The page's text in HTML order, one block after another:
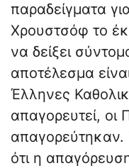
παραδείγματα
Χρουστσόφ το
να δείξει
αποτέλεσμα
Έλληνες
απαγορευτεί, οι
απαγορεύτηκαν.
ότι η